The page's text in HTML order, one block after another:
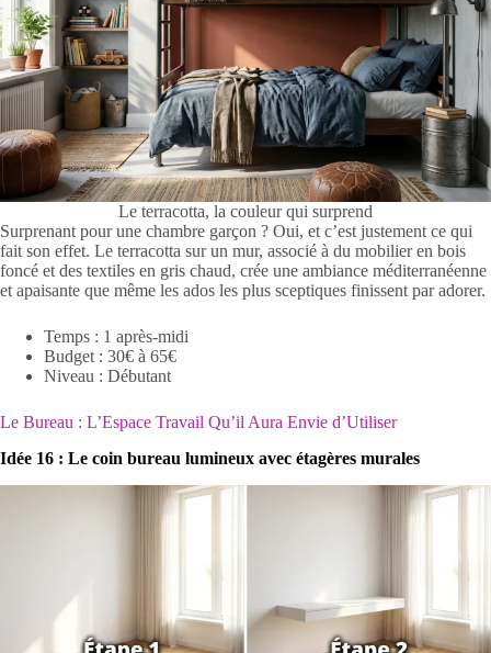
Le terracotta, la couleur qui surprend
Surprenant pour une chambre garçon ? Oui, et c’est justement ce qui
fait son effet. Le terracotta sur un mur, associé à du mobilier en bois
foncé et des textiles en gris chaud, crée une ambiance méditerranéenne
et apaisante que même les ados les plus sceptiques finissent par adorer.
Temps : 1 après-midi
Budget : 30€ à 65€
Niveau : Débutant
Le Bureau : L’Espace Travail Qu’il Aura Envie d’Utiliser
Idée 16 : Le coin bureau lumineux avec étagères murales